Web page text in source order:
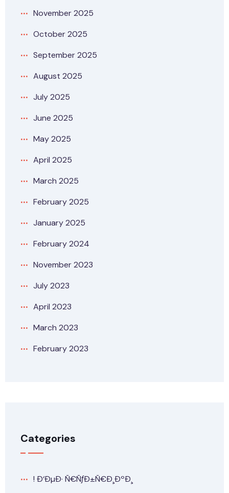
November 2025
October 2025
September 2025
August 2025
July 2025
June 2025
May 2025
April 2025
March 2025
February 2025
January 2025
February 2024
November 2023
July 2023
April 2023
March 2023
February 2023
Categories
! Ð‘ÐµÐ· Ñ€ÑƒÐ±Ñ€Ð¸ÐºÐ¸